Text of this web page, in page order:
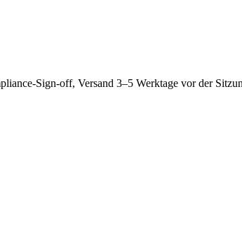
Sign-off, Versand 3–5 Werktage vor der